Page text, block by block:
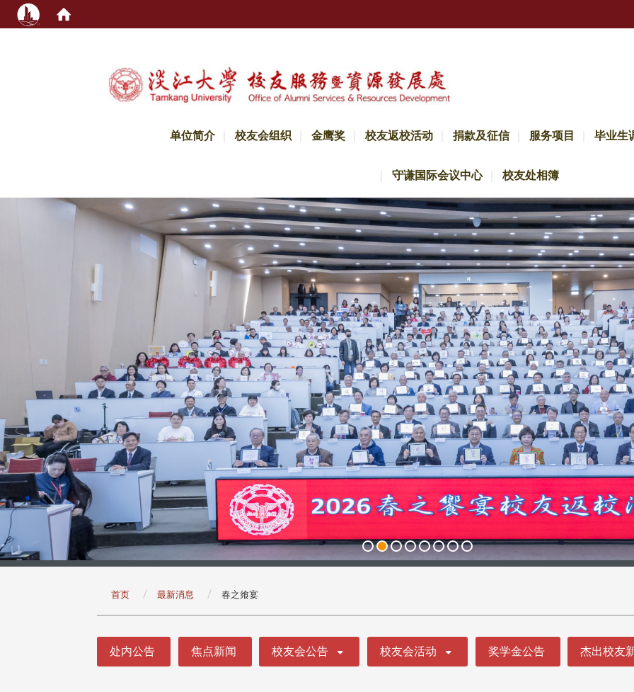
单位简介 校友会组织 金鹰奖 校友返校活动 捐款及征信 服务项目 毕业生
守谦国际会议中心 校友处相簿
首页 最新消息 春之飨宴
处内公告 焦点新闻 校友会公告 校友会活动 奖学金公告 杰出校友